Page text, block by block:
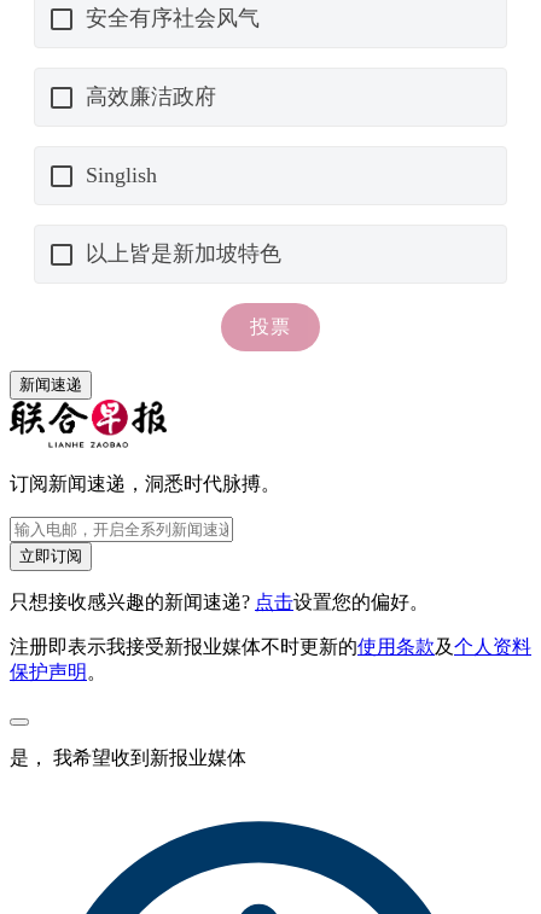
新闻速递
订阅新闻速递，洞悉时代脉搏。
立即订阅
只想接收感兴趣的新闻速递? 点击设置您的偏好。
注册即表示我接受新报业媒体不时更新的使用条款及个人资料
保护声明。
是， 我希望收到新报业媒体